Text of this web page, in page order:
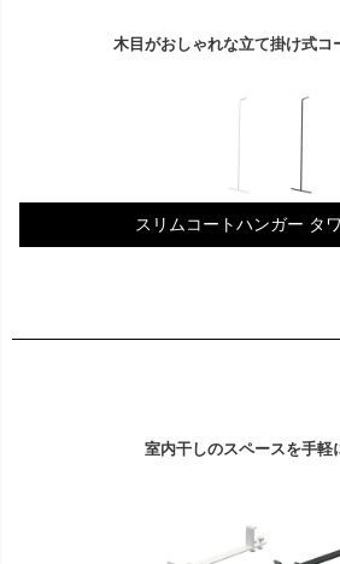
木目がおしゃれな立て掛け式コ
スリムコートハンガー タ
室内干しのスペースを手軽